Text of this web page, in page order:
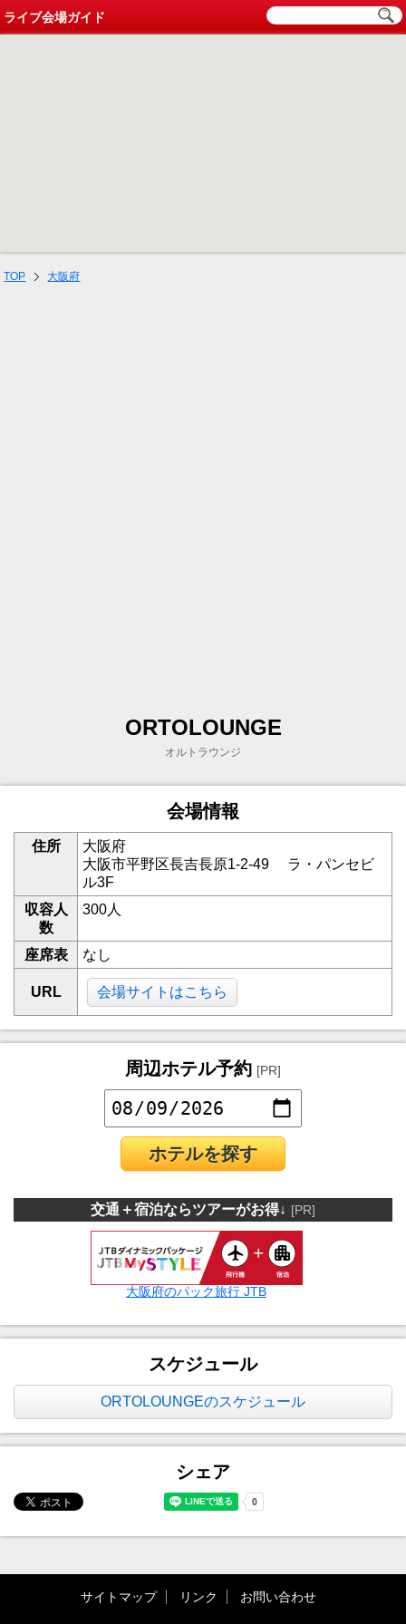
ライブ会場ガイド
TOP 大阪府
ORTOLOUNGE
オルトラウンジ
会場情報
住所
大阪府
大阪市平野区長吉長原1-2-49 ラ・パンセビ
ル3F
収容人
数
300人
座席表 なし
URL 会場サイトはこちら
周辺ホテル予約 [PR]
ホテルを探す
交通＋宿泊ならツアーがお得↓ [PR]
大阪府のパック旅行 JTB
スケジュール
ORTOLOUNGEのスケジュール
シェア
サイトマップ リンク お問い合わせ